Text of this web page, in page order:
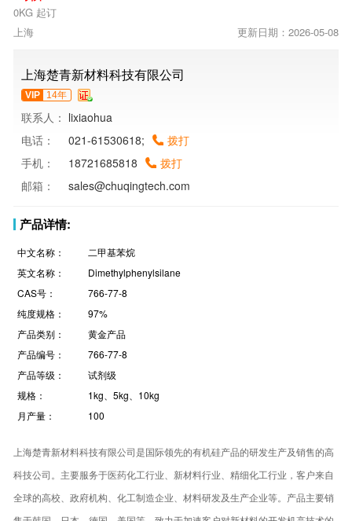
0KG 起订
上海
更新日期：2026-05-08
上海楚青新材料科技有限公司
VIP 14年
联系人： lixiaohua
电话：
021-61530618;
拨打
手机：
18721685818
拨打
邮箱：
sales@chuqingtech.com
产品详情:
中文名称：
二甲基苯烷
英文名称：
Dimethylphenylsilane
CAS号：
766-77-8
纯度规格：
97%
产品类别：
黄金产品
产品编号：
766-77-8
产品等级：
试剂级
规格：
1kg、5kg、10kg
月产量：
100
上海楚青新材料科技有限公司是国际领先的有机硅产品的研发生产及销售的高
科技公司。主要服务于医药化工行业、新材料行业、精细化工行业，客户来自
全球的高校、政府机构、化工制造企业、材料研发及生产企业等。产品主要销
售于韩国，日本，德国，美国等。致力于加速客户对新材料的开发机高技术的